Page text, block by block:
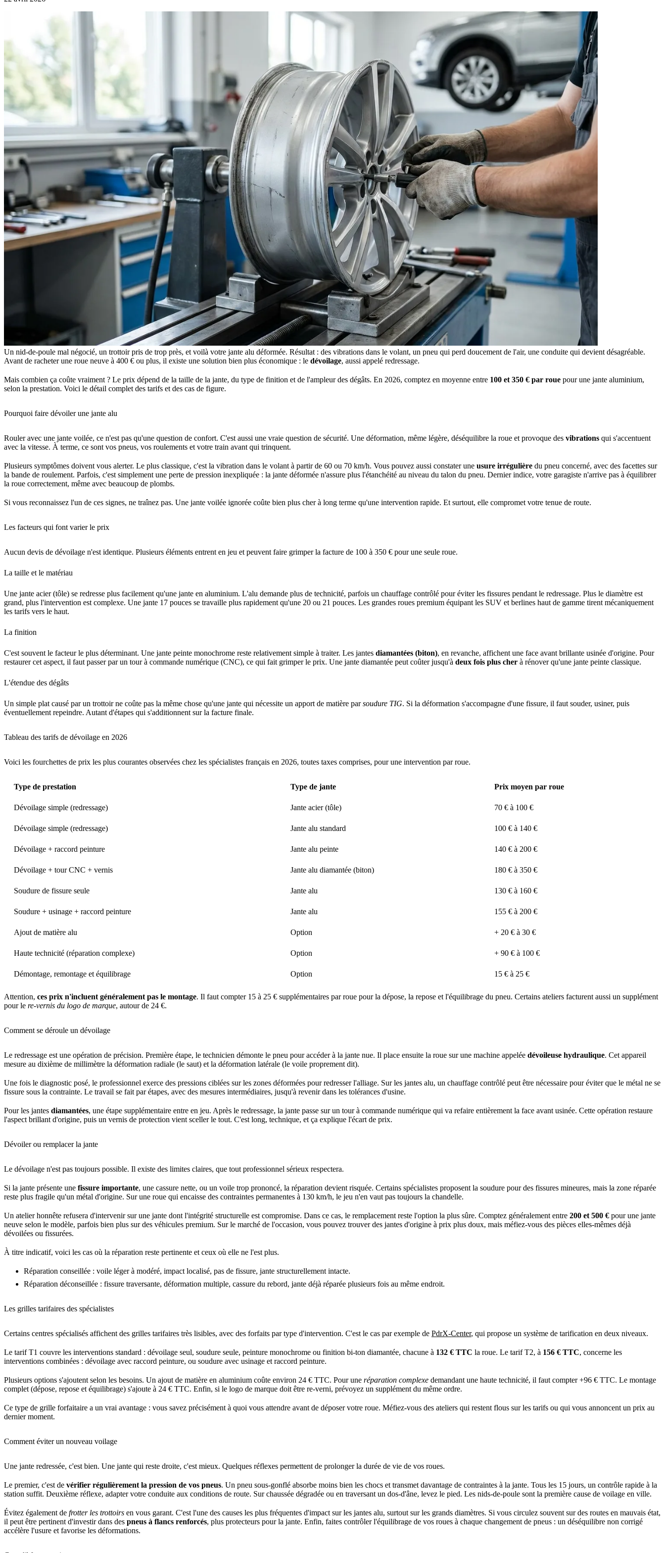
Un nid-de-poule mal négocié, un trottoir pris de trop près, et voilà votre jante alu déformée. Résultat : des vibrations dans le volant, un pneu qui perd doucement de l'air, une conduite qui devient désagréable.
Avant de racheter une roue neuve à 400 € ou plus, il existe une solution bien plus économique : le dévoilage, aussi appelé redressage.
Mais combien ça coûte vraiment ? Le prix dépend de la taille de la jante, du type de finition et de l'ampleur des dégâts. En 2026, comptez en moyenne entre 100 et 350 € par roue pour une jante aluminium,
selon la prestation. Voici le détail complet des tarifs et des cas de figure.
Pourquoi faire dévoiler une jante alu
Rouler avec une jante voilée, ce n'est pas qu'une question de confort. C'est aussi une vraie question de sécurité. Une déformation, même légère, déséquilibre la roue et provoque des vibrations qui s'accentuent
avec la vitesse. À terme, ce sont vos pneus, vos roulements et votre train avant qui trinquent.
Plusieurs symptômes doivent vous alerter. Le plus classique, c'est la vibration dans le volant à partir de 60 ou 70 km/h. Vous pouvez aussi constater une usure irrégulière du pneu concerné, avec des facettes sur
la bande de roulement. Parfois, c'est simplement une perte de pression inexpliquée : la jante déformée n'assure plus l'étanchéité au niveau du talon du pneu. Dernier indice, votre garagiste n'arrive pas à équilibrer
la roue correctement, même avec beaucoup de plombs.
Si vous reconnaissez l'un de ces signes, ne traînez pas. Une jante voilée ignorée coûte bien plus cher à long terme qu'une intervention rapide. Et surtout, elle compromet votre tenue de route.
Les facteurs qui font varier le prix
Aucun devis de dévoilage n'est identique. Plusieurs éléments entrent en jeu et peuvent faire grimper la facture de 100 à 350 € pour une seule roue.
La taille et le matériau
Une jante acier (tôle) se redresse plus facilement qu'une jante en aluminium. L'alu demande plus de technicité, parfois un chauffage contrôlé pour éviter les fissures pendant le redressage. Plus le diamètre est
grand, plus l'intervention est complexe. Une jante 17 pouces se travaille plus rapidement qu'une 20 ou 21 pouces. Les grandes roues premium équipant les SUV et berlines haut de gamme tirent mécaniquement
les tarifs vers le haut.
La finition
C'est souvent le facteur le plus déterminant. Une jante peinte monochrome reste relativement simple à traiter. Les jantes diamantées (biton), en revanche, affichent une face avant brillante usinée d'origine. Pour
restaurer cet aspect, il faut passer par un tour à commande numérique (CNC), ce qui fait grimper le prix. Une jante diamantée peut coûter jusqu'à deux fois plus cher à rénover qu'une jante peinte classique.
L'étendue des dégâts
Un simple plat causé par un trottoir ne coûte pas la même chose qu'une jante qui nécessite un apport de matière parsoudure TIG. Si la déformation s'accompagne d'une fissure, il faut souder, usiner, puis
éventuellement repeindre. Autant d'étapes qui s'additionnent sur la facture finale.
Tableau des tarifs de dévoilage en 2026
Voici les fourchettes de prix les plus courantes observées chez les spécialistes français en 2026, toutes taxes comprises, pour une intervention par roue.
Type de prestation Type de jante Prix moyen par roue
Dévoilage simple (redressage) Jante acier (tôle) 70 € à 100 €
Dévoilage simple (redressage) Jante alu standard 100 € à 140 €
Dévoilage + raccord peinture Jante alu peinte 140 € à 200 €
Dévoilage + tour CNC + vernis Jante alu diamantée (biton) 180 € à 350 €
Soudure de fissure seule Jante alu 130 € à 160 €
Soudure + usinage + raccord peinture Jante alu 155 € à 200 €
Ajout de matière alu Option + 20 € à 30 €
Haute technicité (réparation complexe) Option + 90 € à 100 €
Démontage, remontage et équilibrage Option 15 € à 25 €
Attention, ces prix n'incluent généralement pas le montage. Il faut compter 15 à 25 € supplémentaires par roue pour la dépose, la repose et l'équilibrage du pneu. Certains ateliers facturent aussi un supplément
pour le re-vernis du logo de marque, autour de 24 €.
Comment se déroule un dévoilage
Le redressage est une opération de précision. Première étape, le technicien démonte le pneu pour accéder à la jante nue. Il place ensuite la roue sur une machine appelée dévoileuse hydraulique. Cet appareil
mesure au dixième de millimètre la déformation radiale (le saut) et la déformation latérale (le voile proprement dit).
Une fois le diagnostic posé, le professionnel exerce des pressions ciblées sur les zones déformées pour redresser l'alliage. Sur les jantes alu, un chauffage contrôlé peut être nécessaire pour éviter que le métal ne se
fissure sous la contrainte. Le travail se fait par étapes, avec des mesures intermédiaires, jusqu'à revenir dans les tolérances d'usine.
Pour les jantes diamantées, une étape supplémentaire entre en jeu. Après le redressage, la jante passe sur un tour à commande numérique qui va refaire entièrement la face avant usinée. Cette opération restaure
l'aspect brillant d'origine, puis un vernis de protection vient sceller le tout. C'est long, technique, et ça explique l'écart de prix.
Dévoiler ou remplacer la jante
Le dévoilage n'est pas toujours possible. Il existe des limites claires, que tout professionnel sérieux respectera.
Si la jante présente une fissure importante, une cassure nette, ou un voile trop prononcé, la réparation devient risquée. Certains spécialistes proposent la soudure pour des fissures mineures, mais la zone réparée
reste plus fragile qu'un métal d'origine. Sur une roue qui encaisse des contraintes permanentes à 130 km/h, le jeu n'en vaut pas toujours la chandelle.
Un atelier honnête refusera d'intervenir sur une jante dont l'intégrité structurelle est compromise. Dans ce cas, le remplacement reste l'option la plus sûre. Comptez généralement entre 200 et 500 € pour une jante
neuve selon le modèle, parfois bien plus sur des véhicules premium. Sur le marché de l'occasion, vous pouvez trouver des jantes d'origine à prix plus doux, mais méfiez-vous des pièces elles-mêmes déjà
dévoilées ou fissurées.
À titre indicatif, voici les cas où la réparation reste pertinente et ceux où elle ne l'est plus.
Réparation conseillée : voile léger à modéré, impact localisé, pas de fissure, jante structurellement intacte.
Réparation déconseillée : fissure traversante, déformation multiple, cassure du rebord, jante déjà réparée plusieurs fois au même endroit.
Les grilles tarifaires des spécialistes
Certains centres spécialisés affichent des grilles tarifaires très lisibles, avec des forfaits par type d'intervention. C'est le cas par exemple de PdrX-Center, qui propose un système de tarification en deux niveaux.
Le tarif T1 couvre les interventions standard : dévoilage seul, soudure seule, peinture monochrome ou finition bi-ton diamantée, chacune à 132 € TTC la roue. Le tarif T2, à 156 € TTC, concerne les
interventions combinées : dévoilage avec raccord peinture, ou soudure avec usinage et raccord peinture.
Plusieurs options s'ajoutent selon les besoins. Un ajout de matière en aluminium coûte environ 24 € TTC. Pour une réparation complexe demandant une haute technicité, il faut compter +96 € TTC. Le montage
complet (dépose, repose et équilibrage) s'ajoute à 24 € TTC. Enfin, si le logo de marque doit être re-verni, prévoyez un supplément du même ordre.
Ce type de grille forfaitaire a un vrai avantage : vous savez précisément à quoi vous attendre avant de déposer votre roue. Méfiez-vous des ateliers qui restent flous sur les tarifs ou qui vous annoncent un prix au
dernier moment.
Comment éviter un nouveau voilage
Une jante redressée, c'est bien. Une jante qui reste droite, c'est mieux. Quelques réflexes permettent de prolonger la durée de vie de vos roues.
Le premier, c'est de vérifier régulièrement la pression de vos pneus. Un pneu sous-gonflé absorbe moins bien les chocs et transmet davantage de contraintes à la jante. Tous les 15 jours, un contrôle rapide à la
station suffit. Deuxième réflexe, adapter votre conduite aux conditions de route. Sur chaussée dégradée ou en traversant un dos-d'âne, levez le pied. Les nids-de-poule sont la première cause de voilage en ville.
Évitez également de frotter les trottoirs en vous garant. C'est l'une des causes les plus fréquentes d'impact sur les jantes alu, surtout sur les grands diamètres. Si vous circulez souvent sur des routes en mauvais état,
il peut être pertinent d'investir dans des pneus à flancs renforcés, plus protecteurs pour la jante. Enfin, faites contrôler l'équilibrage de vos roues à chaque changement de pneus : un déséquilibre non corrigé
accélère l'usure et favorise les déformations.